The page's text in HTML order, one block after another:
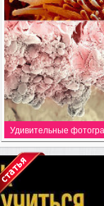
Удивительные